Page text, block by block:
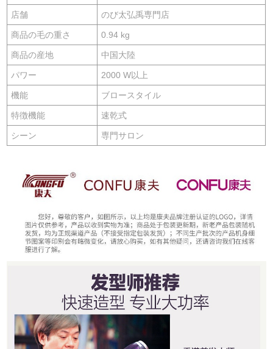
店舗 のび太弘禹専門店
商品の毛の重さ 0.94 kg
商品の産地 中国大陸
パワー 2000 W以上
機能 ブロースタイル
特徴機能 速乾式
シーン 専門サロン